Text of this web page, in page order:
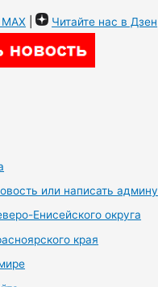
| Читайте нас в Дзен
или написать админу
Енисейского округа
края